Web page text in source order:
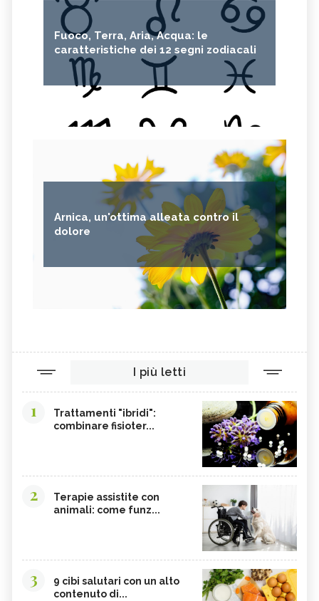
Fuoco, Terra, Aria, Acqua: le
caratteristiche dei 12 segni zodiacali
Arnica, un'ottima alleata contro il
dolore
I più letti
1
Trattamenti "ibridi":
combinare fisioter...
2
Terapie assistite con
animali: come funz...
3
9 cibi salutari con un alto
contenuto di...